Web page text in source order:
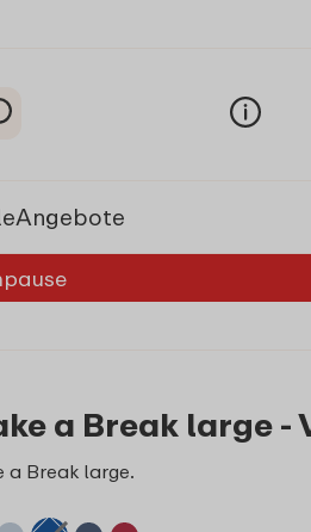
Angebote
a Break large -
a Break large.